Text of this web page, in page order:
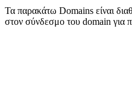
Τα παρακάτω Domains είναι
στον σύνδεσμο του domain για